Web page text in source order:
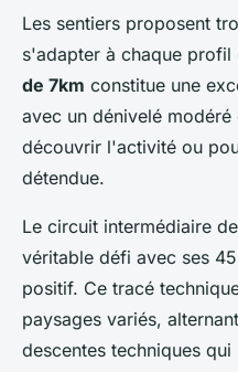
Les sentiers proposent
s'adapter à chaque profil
de 7km constitue une
avec un dénivelé
découvrir l'activité ou
détendue.
Le circuit intermédiaire de
véritable défi avec ses
positif. Ce tracé
paysages variés,
descentes techniques